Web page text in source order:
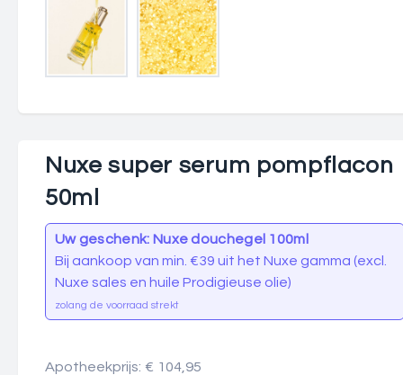
Nuxe super serum pompflacon
50ml
Uw geschenk: Nuxe douchegel 100ml
Bij aankoop van min. €39 uit het Nuxe gamma (excl.
Nuxe sales en huile Prodigieuse olie)
zolang de voorraad strekt
Apotheekprijs: € 104,95